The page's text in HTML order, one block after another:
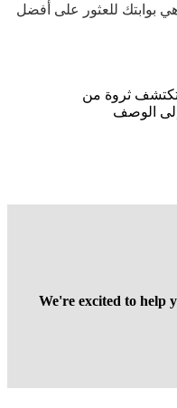
بوابتك للعثور على أفضل
ثروة من
إلى الوصف
We're excited to help